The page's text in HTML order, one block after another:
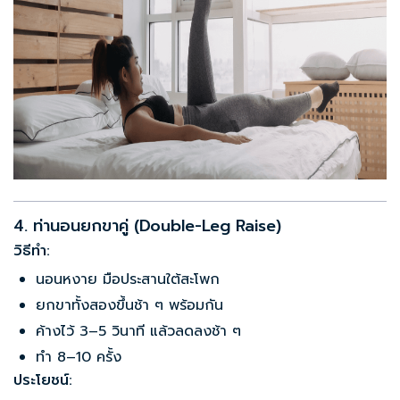
4. ท่านอนยกขาคู่ (Double-Leg Raise)
วิธีทำ:
นอนหงาย มือประสานใต้สะโพก
ยกขาทั้งสองขึ้นช้า ๆ พร้อมกัน
ค้างไว้ 3–5 วินาที แล้วลดลงช้า ๆ
ทำ 8–10 ครั้ง
ประโยชน์: